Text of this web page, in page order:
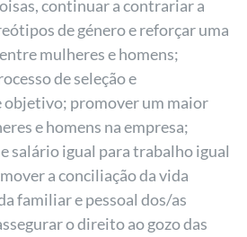
continuar a contrariar a
de género e reforçar uma
mulheres e homens;
de seleção e
promover um maior
e homens na empresa;
salário igual para trabalho igual
a conciliação da vida
familiar e pessoal dos/as
o direito ao gozo das